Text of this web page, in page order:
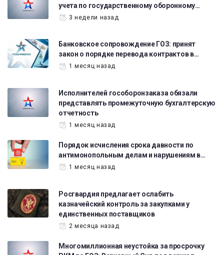
учета по государственному оборонному…
3 недели назад
Банковское сопровождение ГОЗ: принят
закон о порядке перевода контрактов в…
1 месяц назад
Исполнителей гособоронзаказа обязали
представлять промежуточную бухгалтерскую
отчетность
1 месяц назад
Порядок исчисления срока давности по
антимонопольным делам и нарушениям в…
1 месяц назад
Росгвардия предлагает ослабить
казначейский контроль за закупками у
единственных поставщиков
2 месяца назад
Многомиллионная неустойка за просрочку